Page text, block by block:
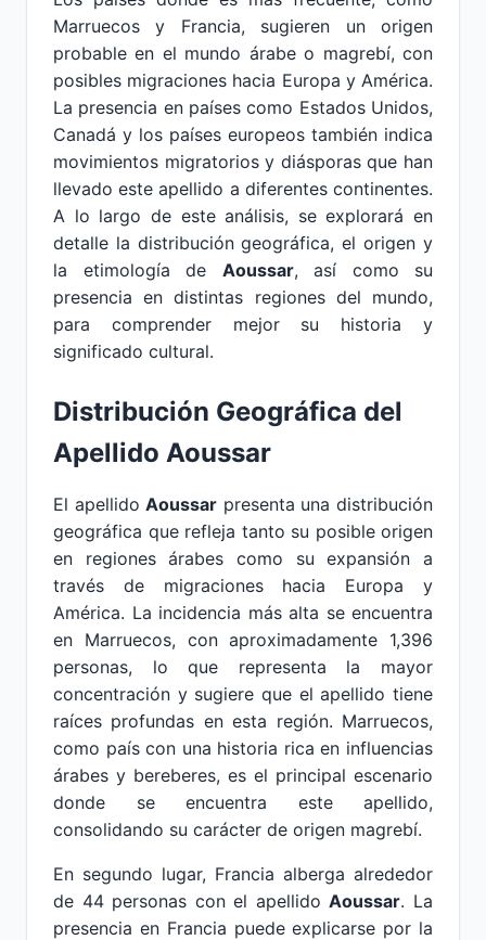
Marruecos y Francia, sugieren un origen
probable en el mundo árabe o magrebí, con
posibles migraciones hacia Europa y América.
La presencia en países como Estados Unidos,
Canadá y los países europeos también indica
movimientos migratorios y diásporas que han
llevado este apellido a diferentes continentes.
A lo largo de este análisis, se explorará en
detalle la distribución geográfica, el origen y
la etimología de Aoussar, así como su
presencia en distintas regiones del mundo,
para comprender mejor su historia y
significado cultural.
Distribución Geográfica del
Apellido Aoussar
El apellidoAoussar presenta una distribución
geográfica que refleja tanto su posible origen
en regiones árabes como su expansión a
través de migraciones hacia Europa y
América. La incidencia más alta se encuentra
en Marruecos, con aproximadamente 1,396
personas, lo que representa la mayor
concentración y sugiere que el apellido tiene
raíces profundas en esta región. Marruecos,
como país con una historia rica en influencias
árabes y bereberes, es el principal escenario
donde se encuentra este apellido,
consolidando su carácter de origen magrebí.
En segundo lugar, Francia alberga alrededor
de 44 personas con el apellidoAoussar. La
presencia en Francia puede explicarse por la